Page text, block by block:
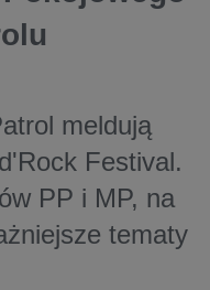
meldują
Festival.
PP i MP, na
tematy